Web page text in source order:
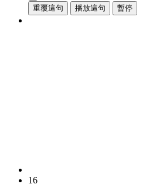
重覆這句 播放這句 暫停
16